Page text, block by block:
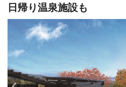
日帰り温泉施設も